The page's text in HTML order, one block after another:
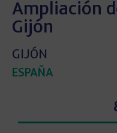
Ampliación
Gijón
GIJÓN
ESPAÑA